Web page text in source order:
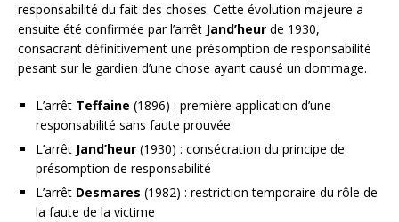
responsabilité du fait des choses. Cette évolution majeure a
ensuite été confirmée par l’arrêt Jand’heur de 1930,
consacrant définitivement une présomption de responsabilité
pesant sur le gardien d’une chose ayant causé un dommage.
L’arrêt Teffaine (1896) : première application d’une
responsabilité sans faute prouvée
L’arrêt Jand’heur (1930) : consécration du principe de
présomption de responsabilité
L’arrêt Desmares (1982) : restriction temporaire du rôle de
la faute de la victime